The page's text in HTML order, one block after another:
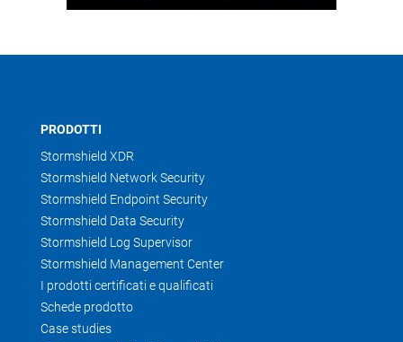
PRODOTTI
Stormshield XDR
Stormshield Network Security
Stormshield Endpoint Security
Stormshield Data Security
Stormshield Log Supervisor
Stormshield Management Center
I prodotti certificati e qualificati
Schede prodotto
Case studies